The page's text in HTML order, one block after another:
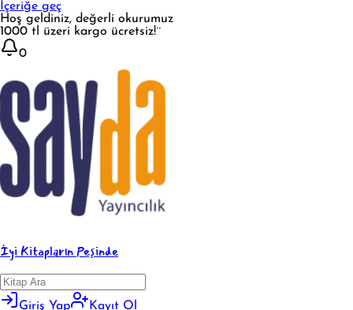
İçeriğe geç
Hoş geldiniz, değerli okurumuz
1000 tl üzeri kargo ücretsiz!¨
0
İyi Kitapların Peşinde
Giriş Yap Kayıt Ol